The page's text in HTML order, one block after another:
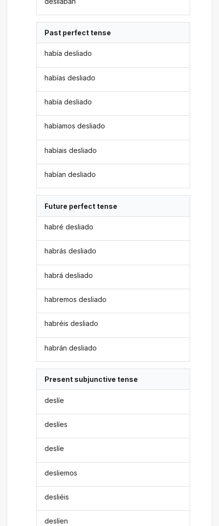
Past perfect tense
había desliado
habías desliado
había desliado
habíamos desliado
habíais desliado
habían desliado
Future perfect tense
habré desliado
habrás desliado
habrá desliado
habremos desliado
habréis desliado
habrán desliado
Present subjunctive tense
deslíe
deslíes
deslíe
desliemos
desliéis
deslíen